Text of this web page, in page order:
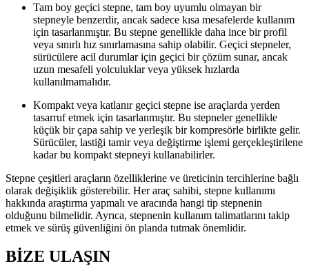
Tam boy geçici stepne, tam boy uyumlu olmayan bir
stepneyle benzerdir, ancak sadece kısa mesafelerde kullanım
için tasarlanmıştır. Bu stepne genellikle daha ince bir profil
veya sınırlı hız sınırlamasına sahip olabilir. Geçici stepneler,
sürücülere acil durumlar için geçici bir çözüm sunar, ancak
uzun mesafeli yolculuklar veya yüksek hızlarda
kullanılmamalıdır.
Kompakt veya katlanır geçici stepne ise araçlarda yerden
tasarruf etmek için tasarlanmıştır. Bu stepneler genellikle
küçük bir çapa sahip ve yerleşik bir kompresörle birlikte gelir.
Sürücüler, lastiği tamir veya değiştirme işlemi gerçekleştirilene
kadar bu kompakt stepneyi kullanabilirler.
Stepne çeşitleri araçların özelliklerine ve üreticinin tercihlerine bağlı
olarak değişiklik gösterebilir. Her araç sahibi, stepne kullanımı
hakkında araştırma yapmalı ve aracında hangi tip stepnenin
olduğunu bilmelidir. Ayrıca, stepnenin kullanım talimatlarını takip
etmek ve sürüş güvenliğini ön planda tutmak önemlidir.
BİZE ULAŞIN